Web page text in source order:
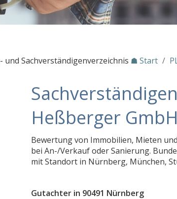
Sachverständigenverzeichnis ☗ Start /
Heßberger GmbH
Bewertung von Immobilien, Mieten
bei An-/Verkauf oder Sanierung.
mit Standort in Nürnberg, München,
Gutachter in 90491 Nürnberg